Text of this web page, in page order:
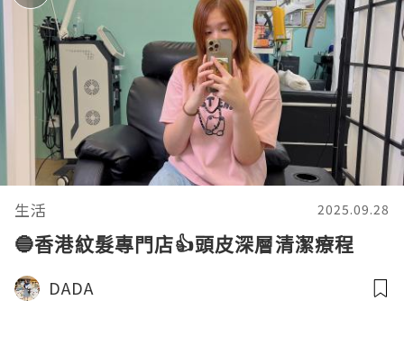
生活 2025.09.28
🔵香港紋髮專門店👍頭皮深層清潔療程
DADA